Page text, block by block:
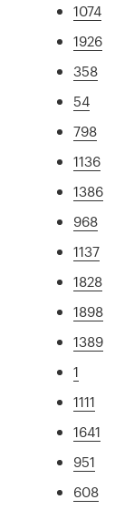
1074
1926
358
54
798
1136
1386
968
1137
1828
1898
1389
1
1111
1641
951
608